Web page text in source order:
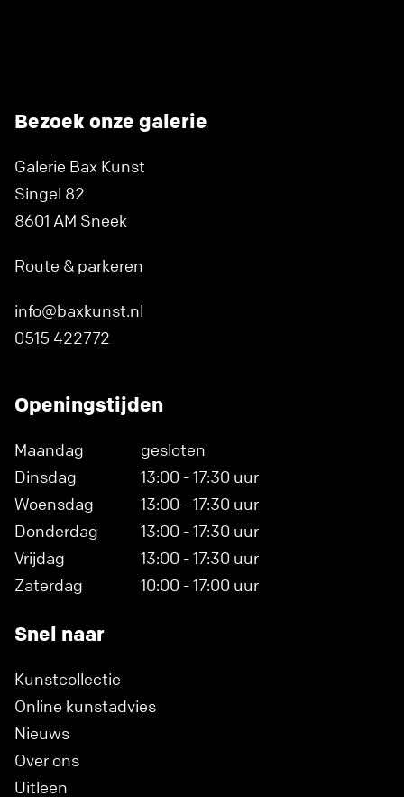
Bezoek onze galerie
Galerie Bax Kunst
Singel 82
8601 AM Sneek
Route & parkeren
info@baxkunst.nl
0515 422772
Openingstijden
Maandag
gesloten
Dinsdag
13:00 - 17:30 uur
Woensdag
13:00 - 17:30 uur
Donderdag
13:00 - 17:30 uur
Vrijdag
13:00 - 17:30 uur
Zaterdag
10:00 - 17:00 uur
Snel naar
Kunstcollectie
Online kunstadvies
Nieuws
Over ons
Uitleen